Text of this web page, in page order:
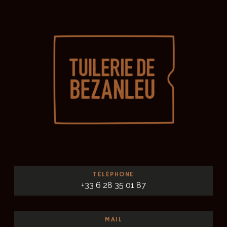
TÉLÉPHONE
+33 6 28 35 01 87
MAIL